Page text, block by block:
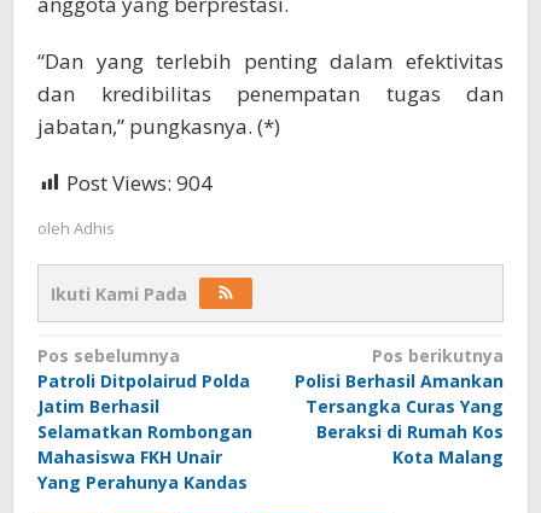
“Dan yang terlebih penting dalam efektivitas
dan kredibilitas penempatan tugas dan
jabatan,” pungkasnya. (*)
Post Views: 904
oleh Adhis
Ikuti Kami Pada
Navigasi
pos
Pos sebelumnya
Patroli Ditpolairud Polda
Jatim Berhasil
Selamatkan Rombongan
Mahasiswa FKH Unair
Yang Perahunya Kandas
Pos berikutnya
Polisi Berhasil Amankan
Tersangka Curas Yang
Beraksi di Rumah Kos
Kota Malang